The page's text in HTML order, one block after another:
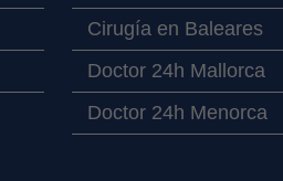
Cirugía en Baleares
Doctor 24h Mallorca
Doctor 24h Menorca